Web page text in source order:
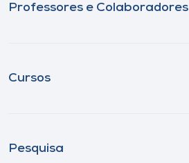
Professores e Colaboradores
Cursos
Pesquisa